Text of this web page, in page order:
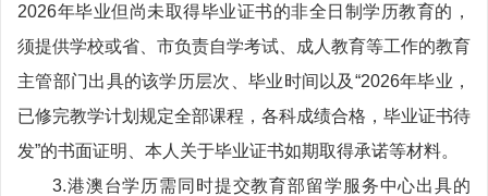
2026年毕业但尚未取得毕业证书的非全日制学历教育的，
须提供学校或省、市负责自学考试、成人教育等工作的教育
主管部门出具的该学历层次、毕业时间以及“2026年毕业，
已修完教学计划规定全部课程，各科成绩合格，毕业证书待
发”的书面证明、本人关于毕业证书如期取得承诺等材料。
3.港澳台学历需同时提交教育部留学服务中心出具的